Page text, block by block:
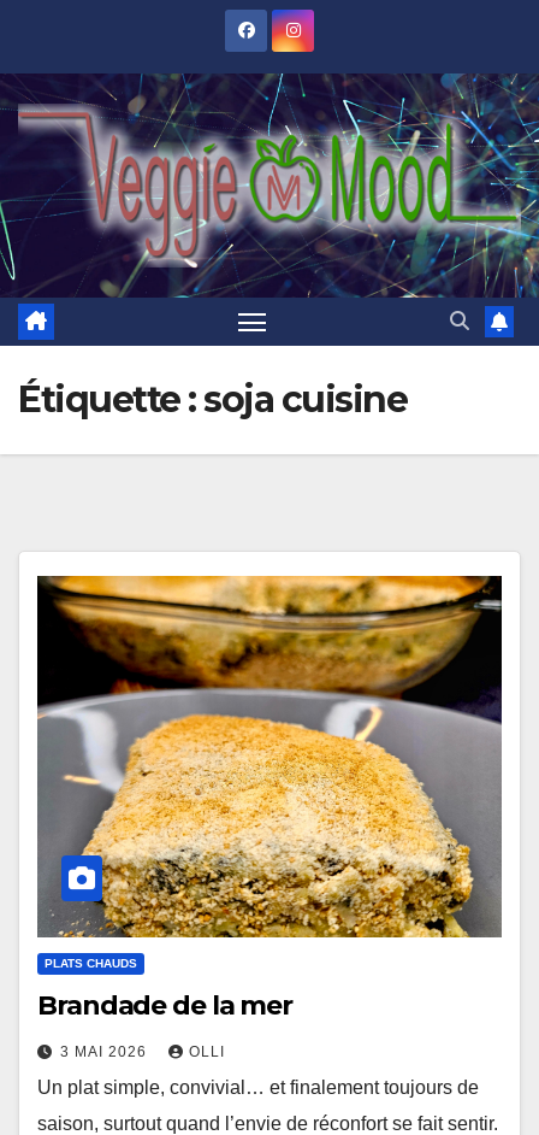
content
Étiquette :soja cuisine
PLATS CHAUDS
Brandade de la mer
3 MAI 2026 OLLI
Un plat simple, convivial… et finalement toujours de
saison, surtout quand l’envie de réconfort se fait sentir.